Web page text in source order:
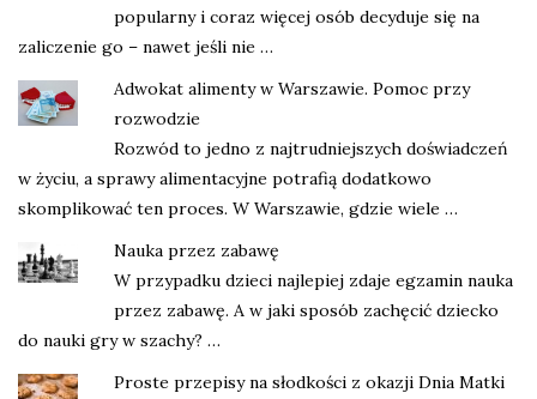
popularny i coraz więcej osób decyduje się na
zaliczenie go – nawet jeśli nie …
Adwokat alimenty w Warszawie. Pomoc przy
rozwodzie
Rozwód to jedno z najtrudniejszych doświadczeń
w życiu, a sprawy alimentacyjne potrafią dodatkowo
skomplikować ten proces. W Warszawie, gdzie wiele …
Nauka przez zabawę
W przypadku dzieci najlepiej zdaje egzamin nauka
przez zabawę. A w jaki sposób zachęcić dziecko
do nauki gry w szachy? …
Proste przepisy na słodkości z okazji Dnia Matki